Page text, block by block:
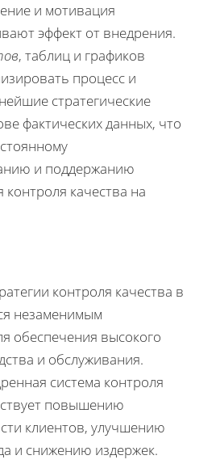
и мотивация
эффект от внедрения.
, таблиц и графиков
процесс и
стратегические
фактических данных, что
и поддержанию
качества на
контроля качества в
незаменимым
обеспечения высокого
и обслуживания.
система контроля
повышению
клиентов, улучшению
и снижению издержек.